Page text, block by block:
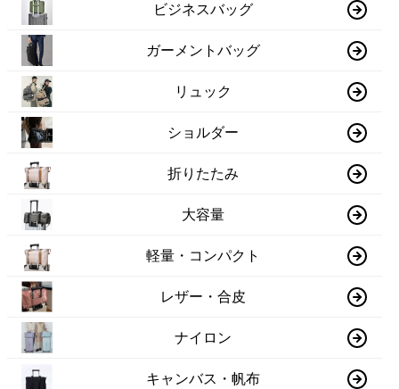
ビジネスバッグ
ガーメントバッグ
リュック
ショルダー
折りたたみ
大容量
軽量・コンパクト
レザー・合皮
ナイロン
キャンバス・帆布